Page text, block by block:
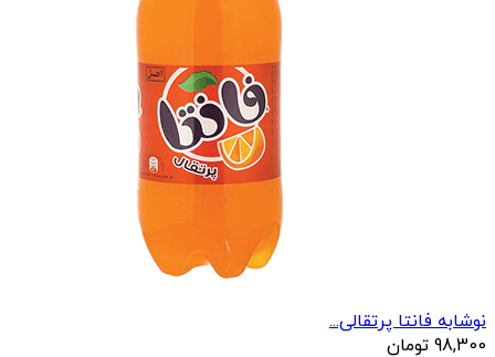
نوشابه فانتا پرتقالی...
98,300 تومان